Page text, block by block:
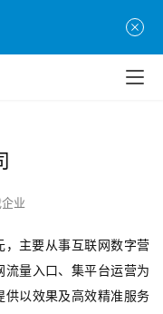
业
，主要从事互联网数字营
量入口、集平台运营为
供以效果及高效精准服务